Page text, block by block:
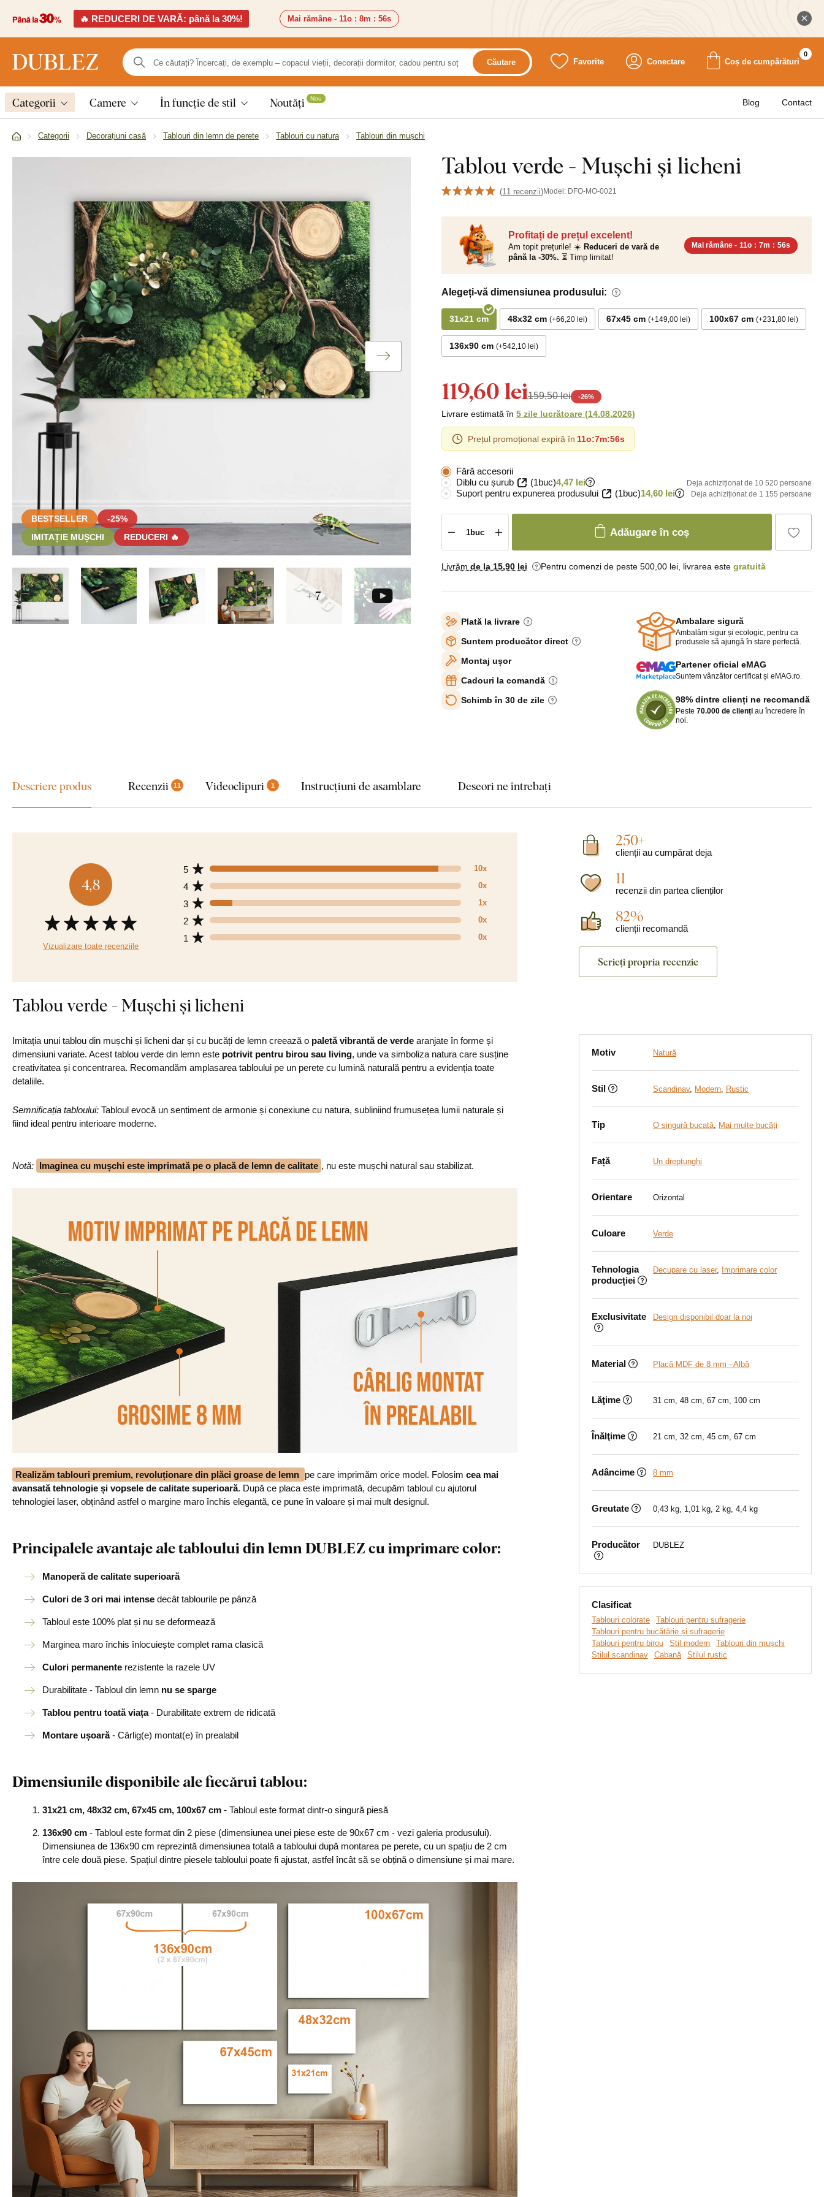
🔥 REDUCERI DE VARĂ: până la 30%! Mai rămâne - 11o : 8m : 54s
Căutare Favorite Conectare Coș de cumpărături
0
Categorii Camere În funcție de stil Noutăți Nou Blog Contact
Categorii Decorațiuni casă Tablouri din lemn de perete Tablouri cu natura Tablouri din mușchi
Tablou verde - Mușchi și licheni
(11 recenzii)Model: DFO-MO-0021
BESTSELLER
-25%
IMITAȚIE MUȘCHI
REDUCERI 🔥
+ 7
Profitați de prețul excelent!
Am topit prețurile! ☀️ Reduceri de vară de
până la -30%. ⏳ Timp limitat!
Mai rămâne - 11o : 7m : 55s
Alegeți-vă dimensiunea produsului:
31x21 cm 48x32 cm +66,20 lei 67x45 cm +149,00 lei 100x67 cm +231,80 lei
136x90 cm +542,10 lei
119,60 lei159,50 lei -26%
Livrare estimată în 5 zile lucrătoare (14.08.2026)
Prețul promoțional expiră în 11o:7m:55s
Fără accesorii
Diblu cu șurub
(1buc)4,47 lei Deja achiziționat de 10 520 persoane
Suport pentru expunerea produsului (1buc)14,60 lei Deja achiziționat de 1 155 persoane
Adăugare în coș
Livrăm de la 15,90 lei Pentru comenzi de peste 500,00 lei, livrarea este gratuită
Plată la livrare
Suntem producător direct
Montaj ușor
Cadouri la comandă
Schimb în 30 de zile
Ambalare sigură
Ambalăm sigur și ecologic, pentru ca
produsele să ajungă în stare perfectă.
Partener oficial eMAG
Suntem vânzător certificat și eMAG.ro.
98% dintre clienți ne recomandă
Peste 70.000 de clienți au încredere în
noi.
Descriere produs Recenzii 11 Videoclipuri 1 Instrucțiuni de asamblare Deseori ne întrebați
4,8
Vizualizare toate recenziile
1 0x
2 0x
3 1x
4 0x
5 10x
250+
clienții au cumpărat deja
11
recenzii din partea clienților
82%
clienții recomandă
Scrieți propria recenzie
Tablou verde - Mușchi și licheni
Imitația unui tablou din mușchi și licheni dar și cu bucăți de lemn creează o paletă vibrantă de verde aranjate în forme și
dimensiuni variate. Acest tablou verde din lemn este potrivit pentru birou sau living, unde va simboliza natura care susține
creativitatea și concentrarea. Recomandăm amplasarea tabloului pe un perete cu lumină naturală pentru a evidenția toate
detaliile.
Semnificația tabloului: Tabloul evocă un sentiment de armonie și conexiune cu natura, subliniind frumusețea lumii naturale și
fiind ideal pentru interioare moderne.
Notă: Imaginea cu mușchi este imprimată pe o placă de lemn de calitate , nu este mușchi natural sau stabilizat.
Realizăm tablouri premium, revoluționare din plăci groase de lemn pe care imprimăm orice model. Folosim cea mai
avansată tehnologie și vopsele de calitate superioară. După ce placa este imprimată, decupăm tabloul cu ajutorul
tehnologiei laser, obținând astfel o margine maro închis elegantă, ce pune în valoare și mai mult designul.
Principalele avantaje ale tabloului din lemn DUBLEZ cu imprimare color:
Manoperă de calitate superioară
Culori de 3 ori mai intense decât tablourile pe pânză
Tabloul este 100% plat și nu se deformează
Marginea maro închis înlocuiește complet rama clasică
Culori permanente rezistente la razele UV
Durabilitate - Tabloul din lemn nu se sparge
Tablou pentru toată viața- Durabilitate extrem de ridicată
Montare ușoară- Cârlig(e) montat(e) în prealabil
Dimensiunile disponibile ale fiecărui tablou:
31x21 cm, 48x32 cm, 67x45 cm, 100x67 cm - Tabloul este format dintr-o singură piesă
136x90 cm - Tabloul este format din 2 piese (dimensiunea unei piese este de 90x67 cm - vezi galeria produsului).
Dimensiunea de 136x90 cm reprezintă dimensiunea totală a tabloului după montarea pe perete, cu un spațiu de 2 cm
între cele două piese. Spațiul dintre piesele tabloului poate fi ajustat, astfel încât să se obțină o dimensiune și mai mare.
Motiv Natură
Stil Scandinav, Modern, Rustic
Tip O singură bucată, Mai multe bucăți
Față Un dreptunghi
Orientare Orizontal
Culoare Verde
Tehnologia
producției
Decupare cu laser, Imprimare color
Exclusivitate Design disponibil doar la noi
Material Placă MDF de 8 mm - Albă
Lăţime 31 cm, 48 cm, 67 cm, 100 cm
Înălţime 21 cm, 32 cm, 45 cm, 67 cm
Adâncime 8 mm
Greutate 0,43 kg, 1,01 kg, 2 kg, 4,4 kg
Producător DUBLEZ
Clasificat
Tablouri colorate
Tablouri pentru sufragerie
Tablouri pentru bucătărie și sufragerie
Tablouri pentru birou
Stil modern
Tablouri din mușchi
Stilul scandinav
Cabană Stilul rustic